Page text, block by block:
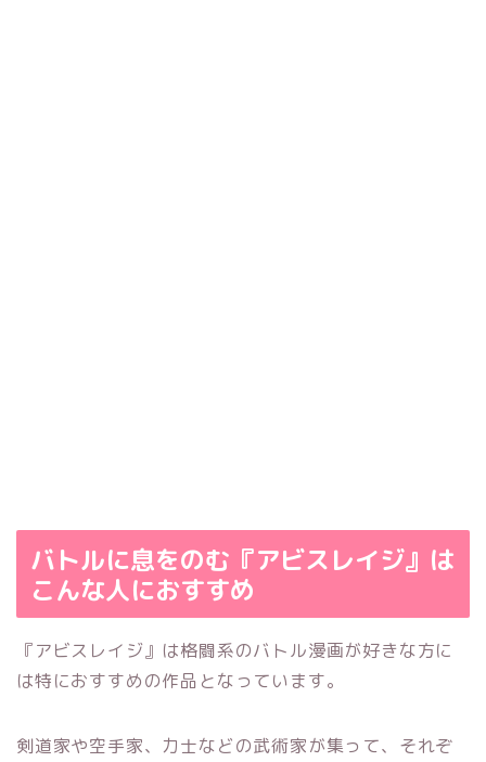
バトルに息をのむ『アビスレイジ』は
こんな人におすすめ
『アビスレイジ』は格闘系のバトル漫画が好きな方に
は特におすすめの作品となっています。
剣道家や空手家、力士などの武術家が集って、それぞ